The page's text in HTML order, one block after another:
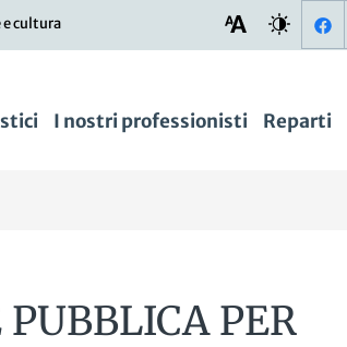
cultura
I nostri professionisti Reparti
PER